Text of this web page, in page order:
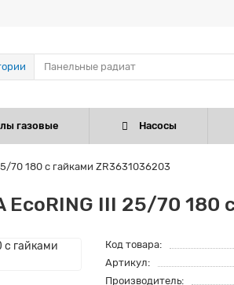
газовые Насосы
70 180 с гайками ZR3631036203
EcoRING III 25/70 180
Код товара:
Артикул:
Производитель: